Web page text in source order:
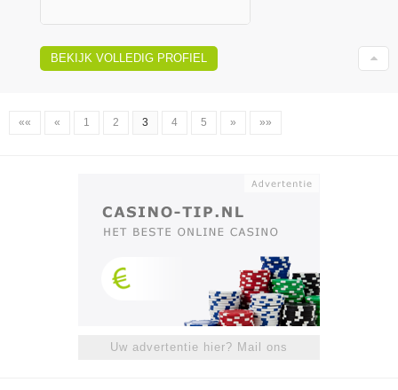
BEKIJK VOLLEDIG PROFIEL
«« « 1 2 3 4 5 » »»
Uw advertentie hier? Mail ons